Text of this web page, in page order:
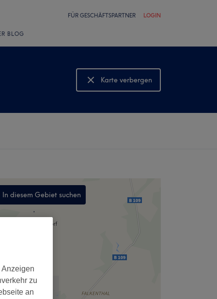
FÜR GESCHÄFTSPARTNER LOGIN
BLOG
Karte verbergen
Karte anzeigen
In diesem Gebiet suchen
,
zu
an